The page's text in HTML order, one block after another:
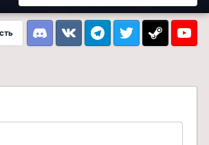
DiscordVK TelegramTwitter Steam